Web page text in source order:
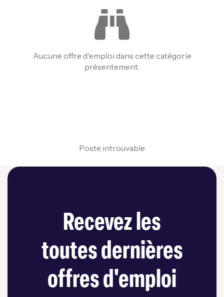
Aucune offre d'emploi dans cette catégorie
présentement.
Poste introuvable
Recevez les
toutes dernières
offres d'emploi